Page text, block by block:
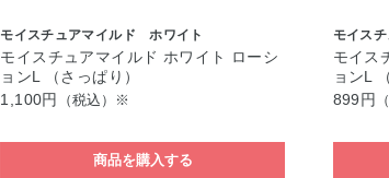
モイスチュアマイルド ホワイト
モイスチュアマイルド ホワイト ローシ
ョンL （さっぱり）
1,100円
（税込）※
商品を購入する
モイス
モイス
ョンL
899円